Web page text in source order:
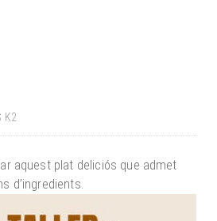
K2
aquest plat deliciós que admet
d’ingredients.